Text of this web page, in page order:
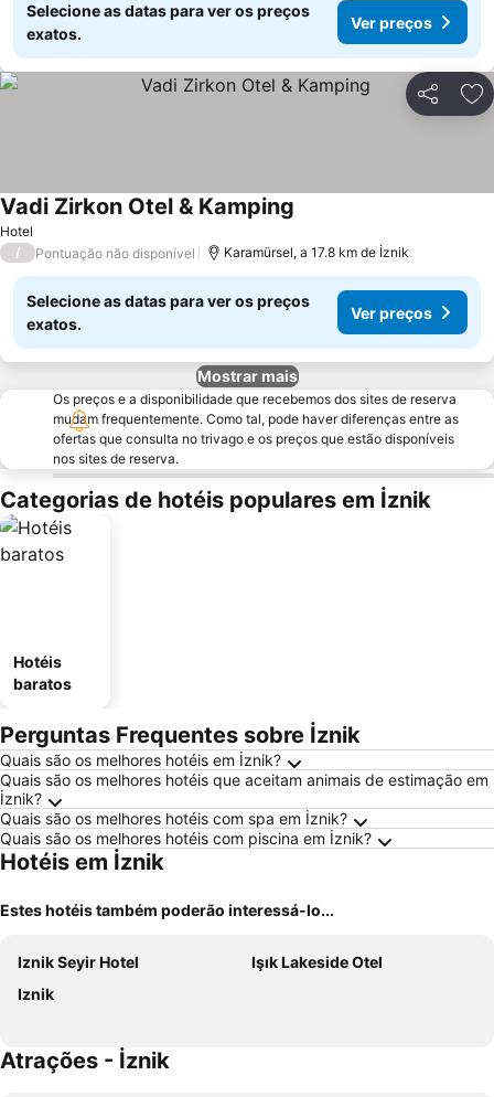
Selecione as datas para ver os preços
exatos.
Ver preços
Partilhar
Hotel
Vadi Zirkon Otel & Kamping
/ Pontuação não disponível Karamürsel, a 17.8 km de İznik
Selecione as datas para ver os preços
exatos.
Ver preços
Mostrar mais
Os preços e a disponibilidade que recebemos dos sites de reserva
mudam frequentemente. Como tal, pode haver diferenças entre as
ofertas que consulta no trivago e os preços que estão disponíveis
nos sites de reserva.
Categorias de hotéis populares em İznik
Hotéis
baratos
Perguntas Frequentes sobre İznik
Quais são os melhores hotéis em İznik?
Quais são os melhores hotéis que aceitam animais de estimação em
İznik?
Quais são os melhores hotéis com spa em İznik?
Quais são os melhores hotéis com piscina em İznik?
Hotéis em İznik
Estes hotéis também poderão interessá-lo...
Iznik Seyir Hotel
Işık Lakeside Otel
Iznik
Atrações - İznik